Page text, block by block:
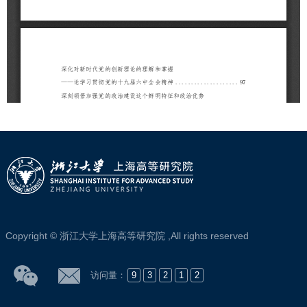
Copyright © 浙江大学上海高等研究院 ,All rights reserved
访问量： 9 3 2 1 2